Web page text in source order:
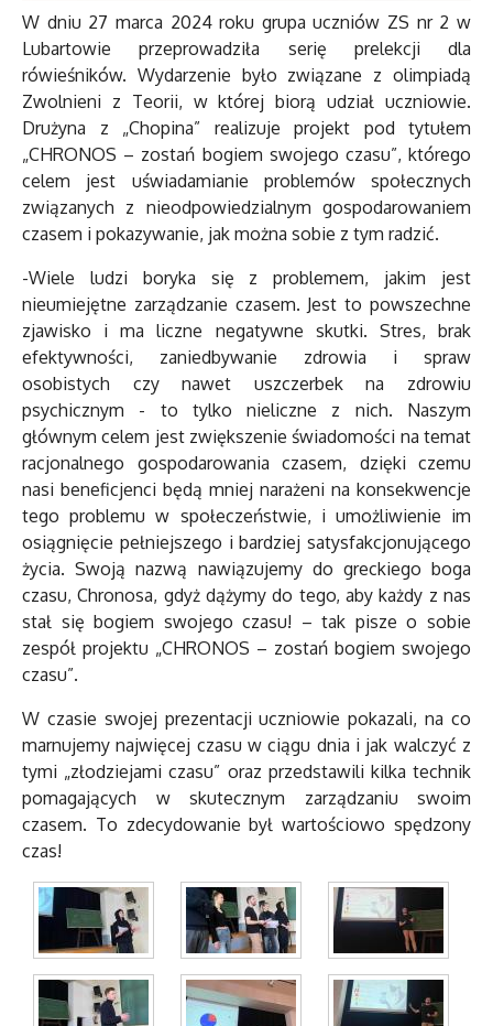
W dniu 27 marca 2024 roku grupa uczniów ZS nr 2 w
Lubartowie przeprowadziła serię prelekcji dla
rówieśników. Wydarzenie było związane z olimpiadą
Zwolnieni z Teorii, w której biorą udział uczniowie.
Drużyna z „Chopina” realizuje projekt pod tytułem
„CHRONOS – zostań bogiem swojego czasu”, którego
celem jest uświadamianie problemów społecznych
związanych z nieodpowiedzialnym gospodarowaniem
czasem i pokazywanie, jak można sobie z tym radzić.
-Wiele ludzi boryka się z problemem, jakim jest
nieumiejętne zarządzanie czasem. Jest to powszechne
zjawisko i ma liczne negatywne skutki. Stres, brak
efektywności, zaniedbywanie zdrowia i spraw
osobistych czy nawet uszczerbek na zdrowiu
psychicznym - to tylko nieliczne z nich. Naszym
głównym celem jest zwiększenie świadomości na temat
racjonalnego gospodarowania czasem, dzięki czemu
nasi beneficjenci będą mniej narażeni na konsekwencje
tego problemu w społeczeństwie, i umożliwienie im
osiągnięcie pełniejszego i bardziej satysfakcjonującego
życia. Swoją nazwą nawiązujemy do greckiego boga
czasu, Chronosa, gdyż dążymy do tego, aby każdy z nas
stał się bogiem swojego czasu! – tak pisze o sobie
zespół projektu „CHRONOS – zostań bogiem swojego
czasu”.
W czasie swojej prezentacji uczniowie pokazali, na co
marnujemy najwięcej czasu w ciągu dnia i jak walczyć z
tymi „złodziejami czasu” oraz przedstawili kilka technik
pomagających w skutecznym zarządzaniu swoim
czasem. To zdecydowanie był wartościowo spędzony
czas!